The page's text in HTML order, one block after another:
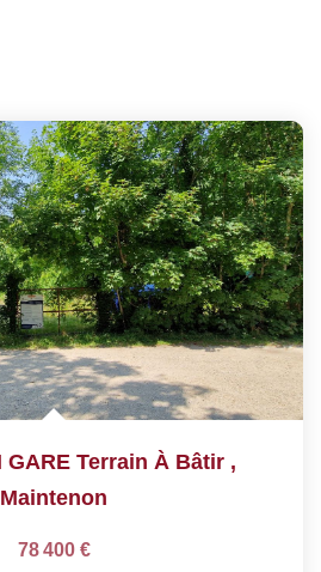
GARE Terrain À Bâtir ,
Maintenon
78 400 €